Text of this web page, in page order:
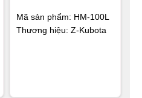
Mã sản phẩm: HM-100L
Thương hiệu: Z-Kubota